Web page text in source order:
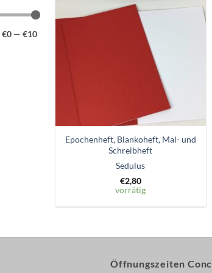
€0 — €10
Zum
Epochenheft, Blankoheft, Mal- und
Schreibheft
Sedulus
€2,80
vorrätig
Öffnungszeiten